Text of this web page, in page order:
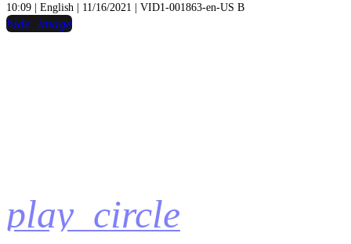
10:09 | English | 11/16/2021 | VID1-001863-en-US B
play_circle
hide_image